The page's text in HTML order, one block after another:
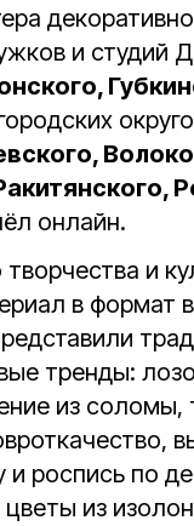
и студий
онлайн.
и
в формат
тренды:
из соломы,
и роспись по
из